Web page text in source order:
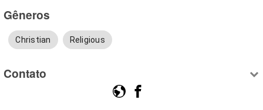
Gêneros
Christian Religious
Contato